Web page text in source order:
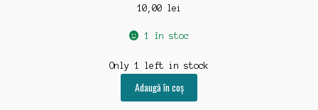
10,00 lei
1 în stoc
Only 1 left in stock
Adaugă în coș